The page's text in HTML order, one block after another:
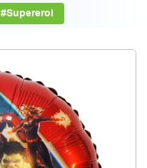
#Supereroi